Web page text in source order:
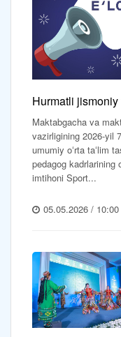
Hurmatli
Maktabgacha va
vazirligining 2026-yil
umumiy oʻrta taʻlim
pedagog kadrlarining
imtihoni Sport...
05.05.2026 / 10:00